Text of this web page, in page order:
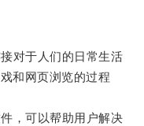
对于人们的日常生活
和网页浏览的过程
，可以帮助用户解决